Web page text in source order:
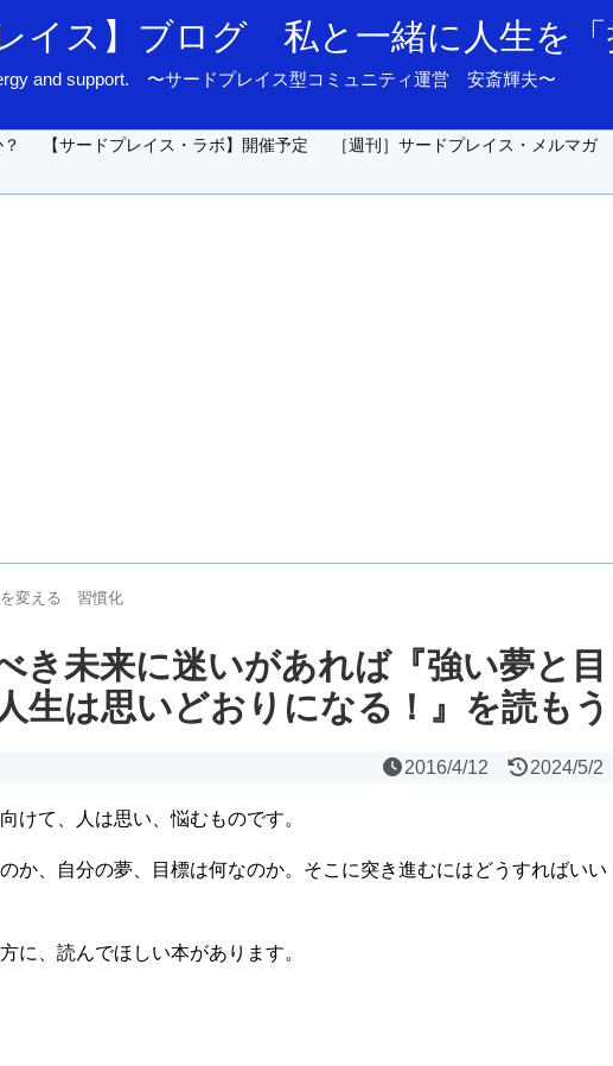
レイス】ブログ 私と一緒に人生を
and support. 〜サードプレイス型コミュニティ運営 安斎輝夫〜
【サードプレイス・ラボ】開催予定 ［週刊］サードプレイス・メルマガ
変える 習慣化
き未来に迷いがあれば『強い夢と目
生は思いどおりになる！』を読もう
2016/4/12 2024/5/2
けて、人は思い、悩むものです。
か、自分の夢、目標は何なのか。そこに突き進むにはどうすればいい
に、読んでほしい本があります。